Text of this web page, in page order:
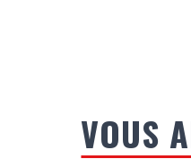
VOUS